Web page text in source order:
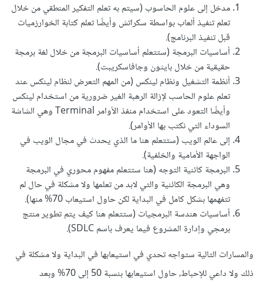
مدخل إلى علوم الحاسوب (سيتم به تعلم التفكير المنطقي من خلال
تعلم تنفيذ ألعاب بواسطة سكراتش وأيضًا تعلم كتابة الخوارزميات
قبل تنفيذ البرنامج).
أساسيات البرمجة (ستتعلم أساسيات البرمجة من خلال لغة برمجة
حقيقية من خلال بايثون وجافاسكريبت).
أنظمة التشغيل ونظام لينكس (من المهم التعرض لنظام لينكس عند
تعلم علوم الحاسب لإزالة الرهبة الغير ضرورية من استخدام لينكس
وأيضًا التعود على استخدام منفذ الأوامر Terminal وهي الشاشة
السوداء التي نكتب بها الأوامر).
إلى عالم الويب (ستتعلم هنا ما الذي يحدث في مجال الويب في
الواجهة الأمامية والخلفية).
البرمجة كائنية التوجه (هنا ستتعلم مفهوم محوري في البرمجة
وهي البرمجة الكائنية والتي لابد من تعلمها ولا مشكلة في حال لم
تتفهمها بشكل كامل في البداية لكن حاول استيعاب 70% منها).
أساسيات هندسة البرمجيات (ستتعلم هنا كيف يتم تطوير منتج
برمجي وإدارة المشروع فيما يعرف باسم SDLC).
والمسارات التالية ستواجه تحدي في استيعابها في البداية ولا مشكلة في
ذلك ولا داعي للإحباط، حاول استيعابها بنسبة 50 إلى 70% وبعد